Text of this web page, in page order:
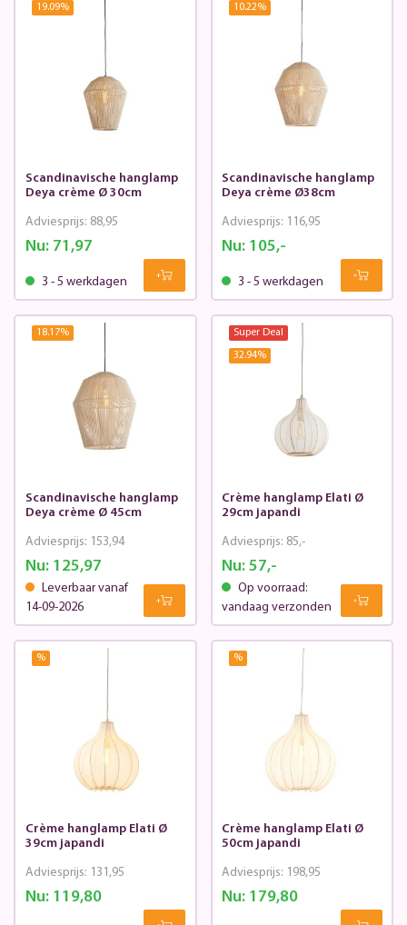
19.09%
Scandinavische hanglamp
Deya crème Ø 30cm
Nu:71,97
Adviesprijs: 88,95
3 - 5 werkdagen
10.22%
Scandinavische hanglamp
Deya crème Ø38cm
Nu: 105,-
Adviesprijs: 116,95
3 - 5 werkdagen
18.17%
Scandinavische hanglamp
Deya crème Ø 45cm
Nu:125,97
Adviesprijs: 153,94
Leverbaar vanaf
14-09-2026
Super Deal
32.94%
Crème hanglamp Elati Ø
29cm japandi
Nu: 57,-
Adviesprijs: 85,-
Op voorraad:
vandaag verzonden
%
Crème hanglamp Elati Ø
39cm japandi
Nu:119,80
Adviesprijs: 131,95
%
Crème hanglamp Elati Ø
50cm japandi
Nu: 179,80
Adviesprijs: 198,95